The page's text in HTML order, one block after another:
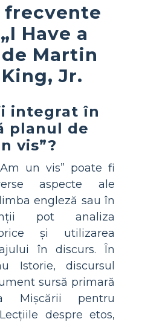
Have a
Martin
Jr.
integrat în
planul de
vis”?
un vis” poate fi
aspecte ale
engleză sau în
pot analiza
și utilizarea
în discurs. În
Istorie, discursul
sursă primară
Mișcării pentru
despre etos,